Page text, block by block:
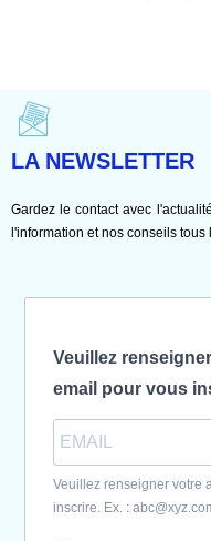
LA NEWSLETTER
Gardez le contact avec
l'information et nos conseils tous
Veuillez
email pour vous
Veuillez renseigner votre
inscrire. Ex. :